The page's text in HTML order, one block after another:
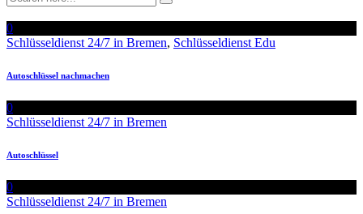
0
Schlüsseldienst 24/7 in Bremen, Schlüsseldienst Edu
Autoschlüssel nachmachen
0
Schlüsseldienst 24/7 in Bremen
Autoschlüssel
0
Schlüsseldienst 24/7 in Bremen